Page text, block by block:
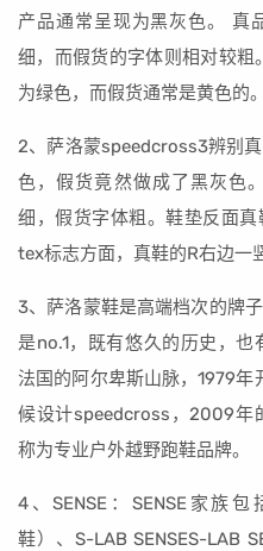
产品通常呈现为黑灰色。 真
细，而假货的字体则相对较
为绿色，而假货通常是黄色的。
2、萨洛蒙speedcross3辨别
色，假货竟然做成了黑灰色
细，假货字体粗。鞋垫反面
tex标志方面，真鞋的R右边一
3、萨洛蒙鞋是高端档次的牌
是no.1，既有悠久的历史，
法国的阿尔卑斯山脉，1979
候设计speedcross，2009年
称为专业户外越野跑鞋品牌。
4、SENSE：SENSE家族包
鞋）、S-LAB SENSES-LAB